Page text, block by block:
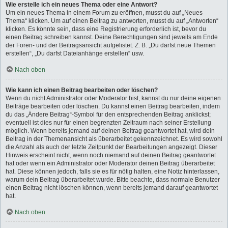
Wie erstelle ich ein neues Thema oder eine Antwort?
Um ein neues Thema in einem Forum zu eröffnen, musst du auf „Neues
Thema“ klicken. Um auf einen Beitrag zu antworten, musst du auf „Antworten“
klicken. Es könnte sein, dass eine Registrierung erforderlich ist, bevor du
einen Beitrag schreiben kannst. Deine Berechtigungen sind jeweils am Ende
der Foren- und der Beitragsansicht aufgelistet. Z. B. „Du darfst neue Themen
erstellen“, „Du darfst Dateianhänge erstellen“ usw.
Nach oben
Wie kann ich einen Beitrag bearbeiten oder löschen?
Wenn du nicht Administrator oder Moderator bist, kannst du nur deine eigenen
Beiträge bearbeiten oder löschen. Du kannst einen Beitrag bearbeiten, indem
du das „Ändere Beitrag“-Symbol für den entsprechenden Beitrag anklickst;
eventuell ist dies nur für einen begrenzten Zeitraum nach seiner Erstellung
möglich. Wenn bereits jemand auf deinen Beitrag geantwortet hat, wird dein
Beitrag in der Themenansicht als überarbeitet gekennzeichnet. Es wird sowohl
die Anzahl als auch der letzte Zeitpunkt der Bearbeitungen angezeigt. Dieser
Hinweis erscheint nicht, wenn noch niemand auf deinen Beitrag geantwortet
hat oder wenn ein Administrator oder Moderator deinen Beitrag überarbeitet
hat. Diese können jedoch, falls sie es für nötig halten, eine Notiz hinterlassen,
warum dein Beitrag überarbeitet wurde. Bitte beachte, dass normale Benutzer
einen Beitrag nicht löschen können, wenn bereits jemand darauf geantwortet
hat.
Nach oben